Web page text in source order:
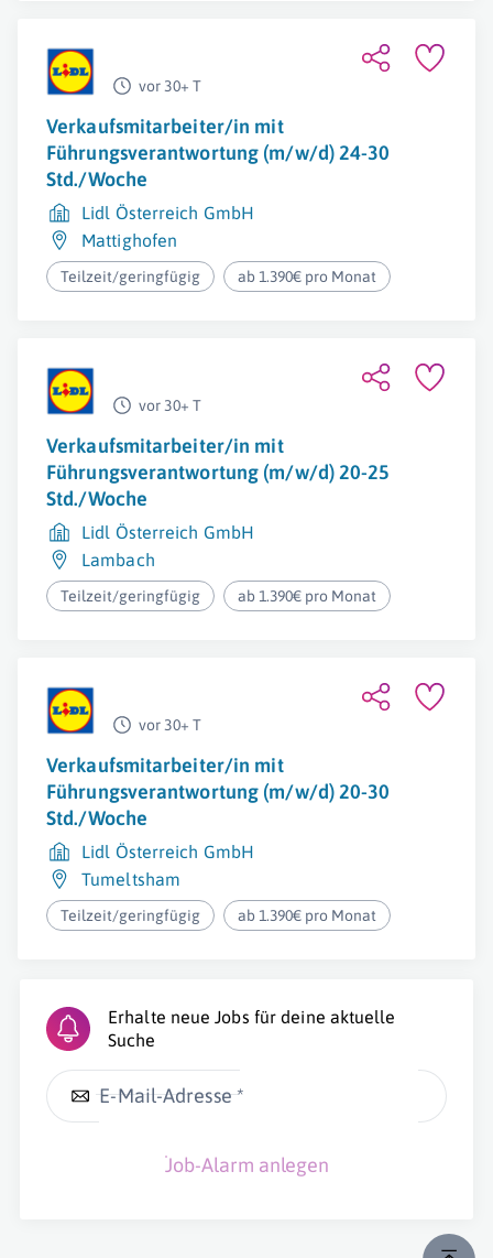
vor 30+ T
Verkaufsmitarbeiter/in mit
Führungsverantwortung (m/w/d) 24-30
Std./Woche
Lidl Österreich GmbH
Mattighofen
Teilzeit/geringfügig ab 1.390€ pro Monat
vor 30+ T
Verkaufsmitarbeiter/in mit
Führungsverantwortung (m/w/d) 20-25
Std./Woche
Lidl Österreich GmbH
Lambach
Teilzeit/geringfügig ab 1.390€ pro Monat
vor 30+ T
Verkaufsmitarbeiter/in mit
Führungsverantwortung (m/w/d) 20-30
Std./Woche
Lidl Österreich GmbH
Tumeltsham
Teilzeit/geringfügig ab 1.390€ pro Monat
Erhalte neue Jobs für deine aktuelle
Suche
E-Mail-Adresse *
Job-Alarm anlegen